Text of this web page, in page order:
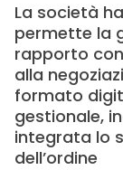
La società
permette la
rapporto
alla
formato
gestionale,
integrata lo
dell’ordine